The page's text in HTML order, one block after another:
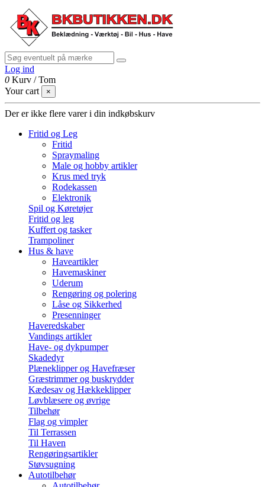
Log ind
0 Kurv /Tom
Your cart
×
Der er ikke flere varer i din indkøbskurv
Fritid og Leg
Fritid
Spraymaling
Male og hobby artikler
Krus med tryk
Rodekassen
Elektronik
Spil og Køretøjer
Fritid og leg
Kuffert og tasker
Trampoliner
Hus & have
Haveartikler
Havemaskiner
Uderum
Rengøring og polering
Låse og Sikkerhed
Presenninger
Haveredskaber
Vandings artikler
Have- og dykpumper
Skadedyr
Plæneklipper og Havefræser
Græstrimmer og buskrydder
Kædesav og Hækkeklipper
Løvblæsere og øvrige
Tilbehør
Flag og vimpler
Til Terrassen
Til Haven
Rengøringsartikler
Støvsugning
Autotilbehør